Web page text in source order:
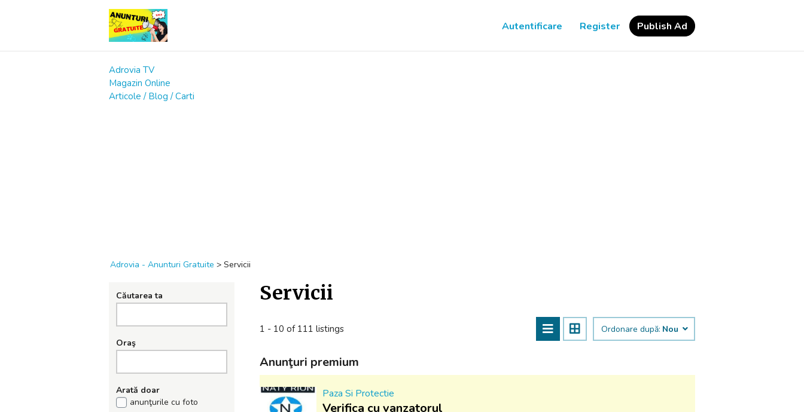
Autentificare Register Publish Ad
Adrovia TV
Magazin Online
Articole / Blog / Carti
Adrovia - Anunturi Gratuite > Servicii
Căutarea ta
Oraş
Arată doar
anunţurile cu foto
Servicii
1 - 10 of 111 listings Ordonare după: Nou
Anunţuri premium
Paza Si Protectie
Verifica cu vanzatorul